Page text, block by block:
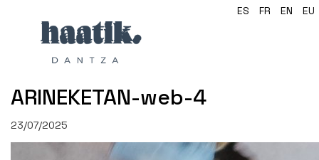
ES FR EN EU
ARINEKETAN-web-4
23/07/2025